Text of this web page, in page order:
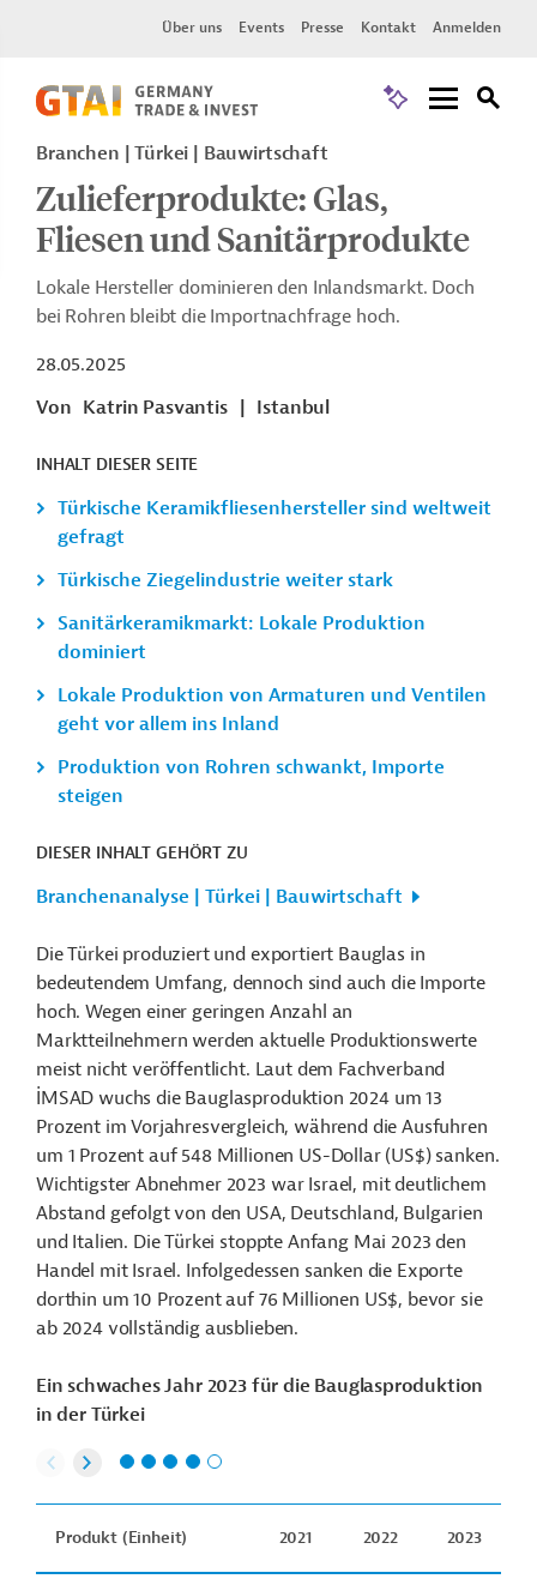
Über uns Events Presse Kontakt Anmelden
Branchen | Türkei | Bauwirtschaft
Zulieferprodukte: Glas,
Fliesen und Sanitärprodukte
Lokale Hersteller dominieren den Inlandsmarkt. Doch
bei Rohren bleibt die Importnachfrage hoch.
28.05.2025
Von Katrin Pasvantis Istanbul
INHALT DIESER SEITE
Türkische Keramikfliesenhersteller sind weltweit
gefragt
Türkische Ziegelindustrie weiter stark
Sanitärkeramikmarkt: Lokale Produktion
dominiert
Lokale Produktion von Armaturen und Ventilen
geht vor allem ins Inland
Produktion von Rohren schwankt, Importe
steigen
DIESER INHALT GEHÖRT ZU
Branchenanalyse | Türkei | Bauwirtschaft
Die Türkei produziert und exportiert Bauglas in
bedeutendem Umfang, dennoch sind auch die Importe
hoch. Wegen einer geringen Anzahl an
Marktteilnehmern werden aktuelle Produktionswerte
meist nicht veröffentlicht. Laut dem Fachverband
İMSAD wuchs die Bauglasproduktion 2024 um 13
Prozent im Vorjahresvergleich, während die Ausfuhren
um 1 Prozent auf 548 Millionen US-Dollar (US$) sanken.
Wichtigster Abnehmer 2023 war Israel, mit deutlichem
Abstand gefolgt von den USA, Deutschland, Bulgarien
und Italien. Die Türkei stoppte Anfang Mai 2023 den
Handel mit Israel. Infolgedessen sanken die Exporte
dorthin um 10 Prozent auf 76 Millionen US$, bevor sie
ab 2024 vollständig ausblieben.
Ein schwaches Jahr 2023 für die Bauglasproduktion
in der Türkei
Produkt (Einheit) 2021 2022 2023